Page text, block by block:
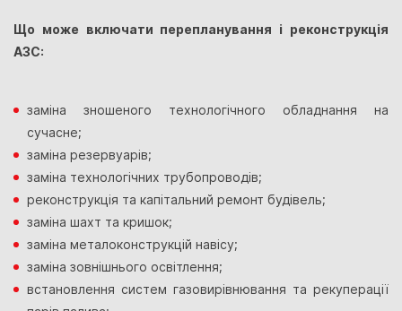
Що може включати перепланування і реконструкція
АЗС:
заміна зношеного технологічного обладнання на
сучасне;
заміна резервуарів;
заміна технологічних трубопроводів;
реконструкція та капітальний ремонт будівель;
заміна шахт та кришок;
заміна металоконструкцій навісу;
заміна зовнішнього освітлення;
встановлення систем газовирівнювання та рекуперації